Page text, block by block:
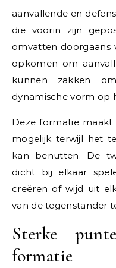
aanvallende en
die voorin zijn
omvatten doorgaans
opkomen om
kunnen zakken
dynamische vorm op
Deze formatie
mogelijk terwijl het
kan benutten. De
dicht bij elkaar
creëren of wijd uit
van de tegenstander
Sterke
formatie